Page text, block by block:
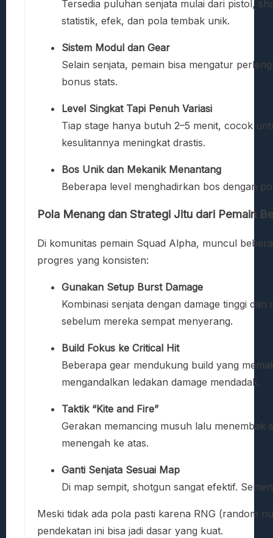
Tersedia puluhan senjata mulai dari pistol,
statistik, efek, dan pola tembak unik.
Sistem Modul dan Gear
Selain senjata, pemain bisa mengatur
bonus stats.
Level Singkat Tapi Penuh Variasi
Tiap stage hanya butuh 2–5 menit, cocok
kesulitannya meningkat drastis.
Bos Unik dan Mekanik Menantang
Beberapa level menghadirkan bos dengan
Pola Menang dan Strategi Jitu dari Pemain
Di komunitas pemain Squad Alpha, muncul
progres yang konsisten:
Gunakan Setup Burst Damage
Kombinasi senjata dengan damage tinggi
sebelum mereka sempat menyerang.
Build Fokus ke Critical Hit
Beberapa gear mendukung build yang
mengandalkan ledakan damage mendadak.
Taktik “Kite and Fire”
Gerakan memancing musuh lalu menembak
menengah ke atas.
Ganti Senjata Sesuai Map
Di map sempit, shotgun sangat efektif.
Meski tidak ada pola pasti karena RNG (random
pendekatan ini bisa jadi dasar yang kuat.